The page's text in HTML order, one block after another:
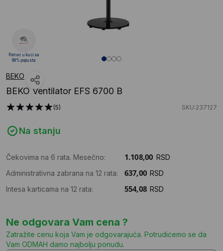
BEKO
BEKO Ventilator EFS 6700 B
(5) SKU:237127
Na stanju
Čekovima na 6 rata. Mesečno:
RSD
Administrativna zabrana na 12 rata:
RSD
Intesa karticama na 12 rata:
RSD
Ne odgovara Vam cena ?
Zatražite cenu koja Vam je odgovarajuća. Potrudićemo se da
Vam ODMAH damo najbolju ponudu.
Pomoć u kući sa
88% popusta